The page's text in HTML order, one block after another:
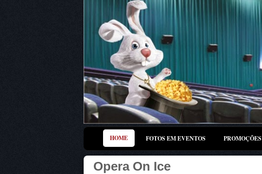
HOME FOTOS EM EVENTOS PROMOÇÕES
Opera On Ice